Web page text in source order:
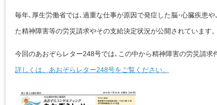
毎年､厚生労働省では､過重な仕事が原因で発症した脳･心臓疾患
た精神障害等の労災請求やその支給決定状況が公開されています
今回のあおぞらレター248号では､この中から精神障害の労災請
詳しくは、あおぞらレター248号をご覧ください。